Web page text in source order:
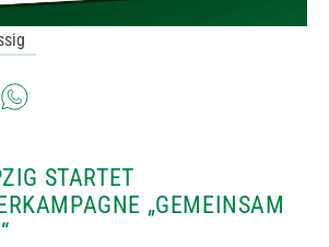
STARTET
„GEMEINSAM